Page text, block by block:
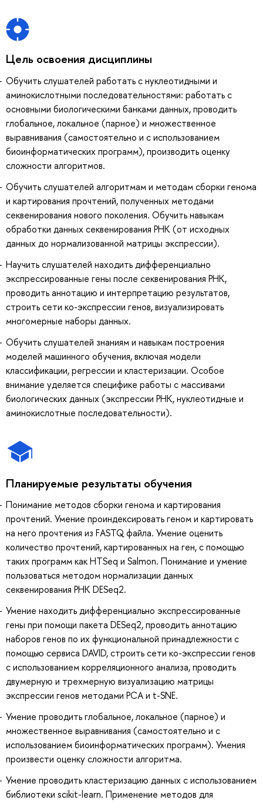
Цель освоения дисциплины
Обучить слушателей работать с нуклеотидными и
аминокислотными последовательностями: работать с
основными биологическими банками данных, проводить
глобальное, локальное (парное) и множественное
выравнивания (самостоятельно и с использованием
биоинформатических программ), производить оценку
сложности алгоритмов.
Обучить слушателей алгоритмам и методам сборки генома
и картирования прочтений, полученных методами
секвенирования нового поколения. Обучить навыкам
обработки данных секвенирования РНК (от исходных
данных до нормализованной матрицы экспрессии).
Научить слушателей находить дифференциально
экспрессированные гены после секвенирования РНК,
проводить аннотацию и интерпретацию результатов,
строить сети ко-экспрессии генов, визуализировать
многомерные наборы данных.
Обучить слушателей знаниям и навыкам построения
моделей машинного обучения, включая модели
классификации, регрессии и кластеризации. Особое
внимание уделяется специфике работы с массивами
биологических данных (экспрессии РНК, нуклеотидные и
аминокислотные последовательности).
Планируемые результаты обучения
Понимание методов сборки генома и картирования
прочтений. Умение проиндексировать геном и картировать
на него прочтения из FASTQ файла. Умение оценить
количество прочтений, картированных на ген, с помощью
таких программ как HTSeq и Salmon. Понимание и умение
пользоваться методом нормализации данных
секвенирования РНК DESeq2.
Умение находить дифференциально экспрессированные
гены при помощи пакета DESeq2, проводить аннотацию
наборов генов по их функциональной принадлежности с
помощью сервиса DAVID, строить сети ко-экспрессии генов
с использованием корреляционного анализа, проводить
двумерную и трехмерную визуализацию матрицы
экспрессии генов методами PCA и t-SNE.
Умение проводить глобальное, локальное (парное) и
множественное выравнивания (самостоятельно и с
использованием биоинформатических программ). Умения
произвести оценку сложности алгоритма.
Умение проводить кластеризацию данных с использованием
библиотеки scikit-learn. Применение методов для